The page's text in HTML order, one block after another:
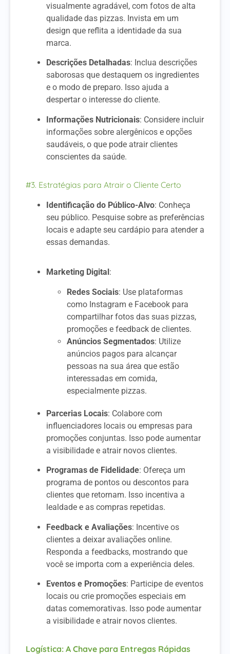
visualmente agradável, com fotos de alta
qualidade das pizzas. Invista em um
design que reflita a identidade da sua
marca.
Descrições Detalhadas: Inclua descrições
saborosas que destaquem os ingredientes
e o modo de preparo. Isso ajuda a
despertar o interesse do cliente.
Informações Nutricionais: Considere incluir
informações sobre alergênicos e opções
saudáveis, o que pode atrair clientes
conscientes da saúde.
#3. Estratégias para Atrair o Cliente Certo
Identificação do Público-Alvo: Conheça
seu público. Pesquise sobre as preferências
locais e adapte seu cardápio para atender a
essas demandas.
Marketing Digital :
Redes Sociais: Use plataformas
como Instagram e Facebook para
compartilhar fotos das suas pizzas,
promoções e feedback de clientes.
Anúncios Segmentados: Utilize
anúncios pagos para alcançar
pessoas na sua área que estão
interessadas em comida,
especialmente pizzas.
Parcerias Locais: Colabore com
influenciadores locais ou empresas para
promoções conjuntas. Isso pode aumentar
a visibilidade e atrair novos clientes.
Programas de Fidelidade: Ofereça um
programa de pontos ou descontos para
clientes que retornam. Isso incentiva a
lealdade e as compras repetidas.
Feedback e Avaliações: Incentive os
clientes a deixar avaliações online.
Responda a feedbacks, mostrando que
você se importa com a experiência deles.
Eventos e Promoções: Participe de eventos
locais ou crie promoções especiais em
datas comemorativas. Isso pode aumentar
a visibilidade e atrair novos clientes.
Logística: A Chave para Entregas Rápidas